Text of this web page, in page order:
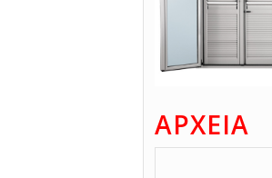
ΑΡΧΕΙΑ